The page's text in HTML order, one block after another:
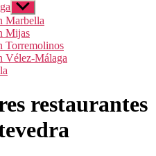
Mostrar
el
submenú
Marbella
Mijas
Torremolinos
Vélez-Málaga
restaurantes